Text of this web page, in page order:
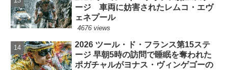
ージ 車両に妨害されたレムコ・エヴ
ェネプール
4676 views
2026 ツール・ド・フランス第15ステ
ージ 早朝5時の訪問で睡眠を奪われた
ポガチャルがヨナス・ヴィンゲゴーの